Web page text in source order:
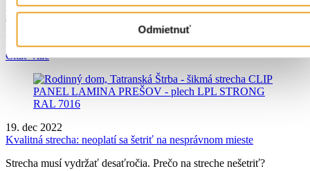
Odmietnuť
Aktuálne sú trendom ploché strechy. V architektúre sa objavujú
čoraz viac, no treba podotknúť, že so sebou tieto strechy prinášajú
rôzne riziká poškodenia.
Čitať viac
19. dec 2022
Kvalitná strecha: neoplatí sa šetriť na nesprávnom mieste
Strecha musí vydržať desaťročia. Prečo na streche nešetriť?